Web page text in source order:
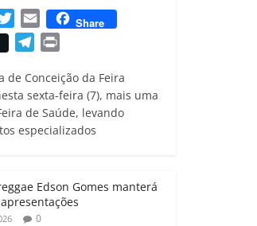
w
i
t
t
e
r
m
a
i
l
Share
l
e
g
r
i
n
t
de Conceição da Feira
sexta-feira (7), mais uma
de Saúde, levando
especializados
Edson Gomes manterá
0